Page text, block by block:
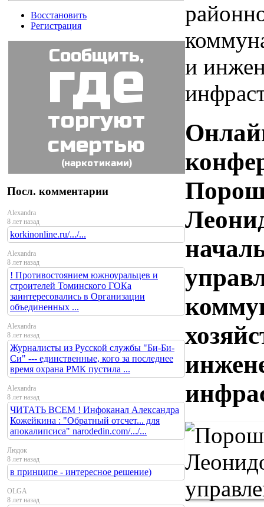
Восстановить
Регистрация
Сообщить,
где
торгуют
смертью
(наркотиками)
Посл. комментарии
Alexandra
8 лет назад
korkinonline.ru/.../...
Alexandra
8 лет назад
! Противостоянием южноуральцев и
строителей Томинского ГОКа
заинтересовались в Организации
объединенных ...
Alexandra
8 лет назад
Журналисты из Русской службы "Би-Би-
Си" --- единственные, кого за последнее
время охрана РМК пустила ...
Alexandra
8 лет назад
ЧИТАТЬ ВСЕМ ! Инфоканал Александра
Кожейкина : "Обратный отсчет... для
апокалипсиса" narodedin.com/.../...
Людок
8 лет назад
в принципе - интересное решение)
OLGA
8 лет назад
и